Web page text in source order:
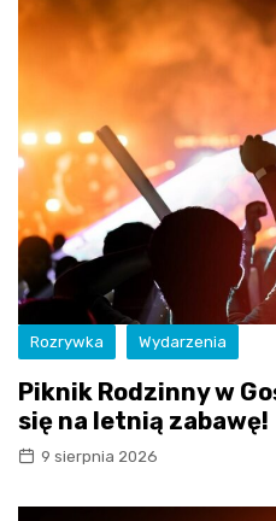
Rozrywka Wydarzenia
Piknik Rodzinny w
się na letnią zabawę!
9 sierpnia 2026